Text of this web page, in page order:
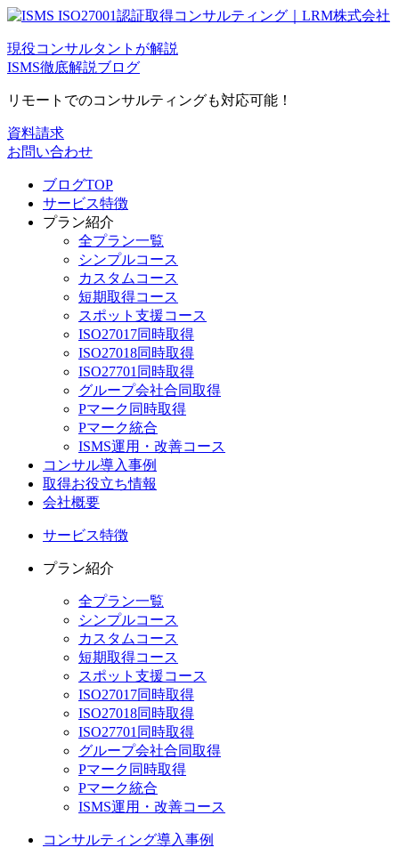
現役コンサルタントが解説
ISMS徹底解説ブログ
リモートでのコンサルティングも対応可能！
資料請求
お問い合わせ
ブログTOP
サービス特徴
プラン紹介
全プラン一覧
シンプルコース
カスタムコース
短期取得コース
スポット支援コース
ISO27017同時取得
ISO27018同時取得
ISO27701同時取得
グループ会社合同取得
Pマーク同時取得
Pマーク統合
ISMS運用・改善コース
コンサル導入事例
取得お役立ち情報
会社概要
サービス特徴
プラン紹介
全プラン一覧
シンプルコース
カスタムコース
短期取得コース
スポット支援コース
ISO27017同時取得
ISO27018同時取得
ISO27701同時取得
グループ会社合同取得
Pマーク同時取得
Pマーク統合
ISMS運用・改善コース
コンサルティング導入事例